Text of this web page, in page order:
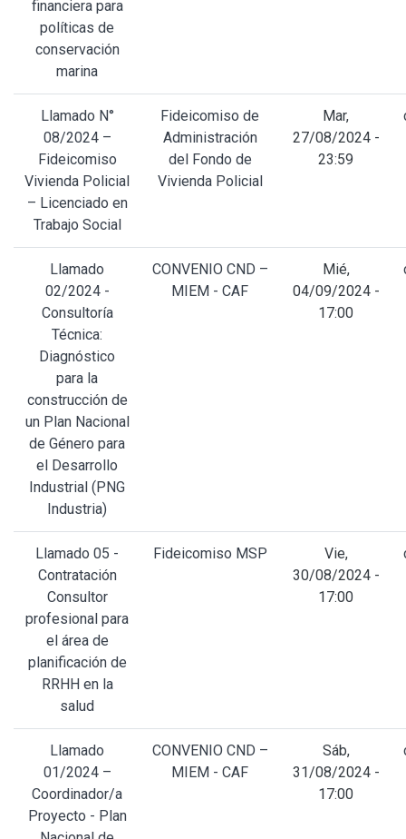
financiera para
políticas de
conservación
marina
Llamado N°
08/2024 –
Fideicomiso
Vivienda Policial
– Licenciado en
Trabajo Social
Fideicomiso de
Administración
del Fondo de
Vivienda Policial
Mar,
27/08/2024 -
23:59
Llamado
02/2024 -
Consultoría
Técnica:
Diagnóstico
para la
construcción de
un Plan Nacional
de Género para
el Desarrollo
Industrial (PNG
Industria)
CONVENIO CND –
MIEM - CAF
Mié,
04/09/2024 -
17:00
Llamado 05 -
Contratación
Consultor
profesional para
el área de
planificación de
RRHH en la
salud
Fideicomiso MSP
Vie,
30/08/2024 -
17:00
Llamado
01/2024 –
Coordinador/a
Proyecto - Plan
CONVENIO CND –
MIEM - CAF
Sáb,
31/08/2024 -
17:00